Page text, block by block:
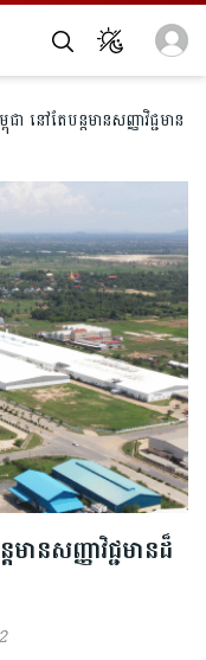
នៅតែបន្តមាន​សញ្ញា​វិជ្ជមាន
ាន​សញ្ញា​វិជ្ជមានដ៏